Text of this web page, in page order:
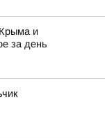
и
за день